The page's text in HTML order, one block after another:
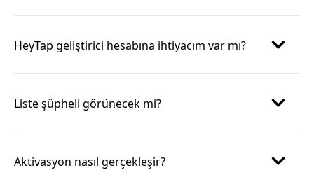
HeyTap geliştirici hesabına ihtiyacım var mı?
Liste şüpheli görünecek mi?
Aktivasyon nasıl gerçekleşir?